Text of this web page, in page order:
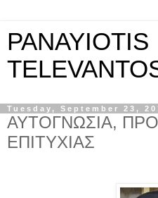
PANAYIOTIS
Tuesday, September 23,
ΑΥΤΟΓΝΩΣΙΑ,
ΕΠΙΤΥΧΙΑΣ